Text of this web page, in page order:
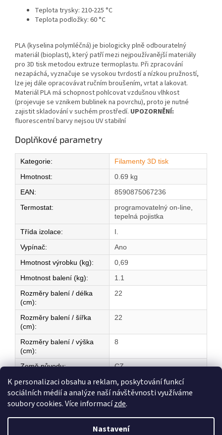
K personalizaci obsahu a reklam, poskytování funkcí
sociálních médií a analýze naší návštěvnosti využíváme
soubory cookies. Více informacízde.
Nastavení
Teplota trysky: 210-225 °C
Teplota podložky: 60 °C
PLA (kyselina polymléčná) je biologicky plně odbouratelný
materiál (bioplast), který patří mezi nejpoužívanější materiály
pro 3D tisk metodou extruze termoplastu. Při zpracování
nezapáchá, vyznačuje se vysokou tvrdostí a nízkou pružností,
lze jej dále opracovávat ručním broušením, vrtat a lakovat.
Materiál PLA má schopnost pohlcovat vzdušnou vlhkost
(projevuje se vznikem bublinek na povrchu), proto je nutné
zajistit skladování v suchém prostředí. UPOZORNĚNÍ:
fluorescentní barvy nejsou UV stabilní
Doplňkové parametry
Kategorie:
Filamenty 3D tisk
Hmotnost:
0.69 kg
EAN:
8590875067236
Termostat:
programovatelný on-line,
tepelná pojistka
Třída izolace:
I.
Vypínač:
Ano
Hmotnost výrobku (kg):
0,69
Hmotnost balení (kg):
1.1
Rozměry balení / délka
(cm):
22
Rozměry balení / šířka
(cm):
22
Rozměry balení / výška
(cm):
8
Země původu: CZ